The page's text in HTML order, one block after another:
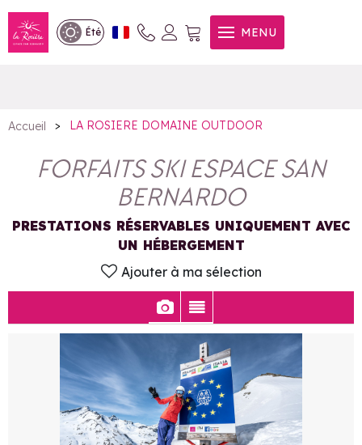
Été MENU
Forfaits Ski Espace San
Bernardo
Accueil > LA ROSIERE DOMAINE OUTDOOR
FORFAITS SKI ESPACE SAN
BERNARDO
PRESTATIONS RÉSERVABLES UNIQUEMENT AVEC
UN HÉBERGEMENT
Ajouter à ma sélection